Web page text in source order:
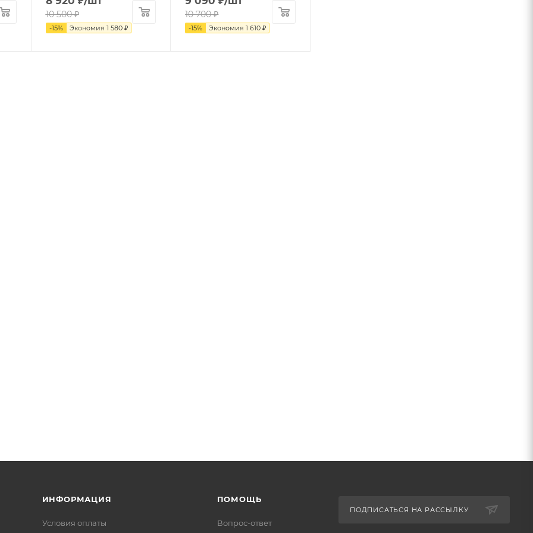
10 500₽
-15% Экономия 1 580₽
10 700₽
-15% Экономия 1 610 ₽
ИНФОРМАЦИЯ
Условия оплаты
ПОМОЩЬ
Вопрос-ответ
ПОДПИСАТЬСЯ НА РАССЫЛКУ